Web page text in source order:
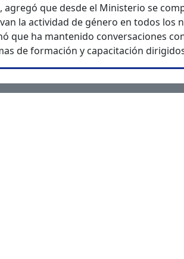
agregó que desde el Ministerio se
la actividad de género en todos los
que ha mantenido conversaciones
de formación y capacitación